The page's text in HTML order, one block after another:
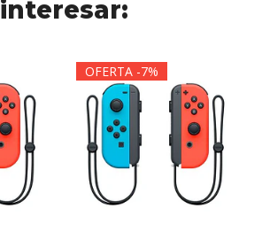
interesar:
OFERTA -7%